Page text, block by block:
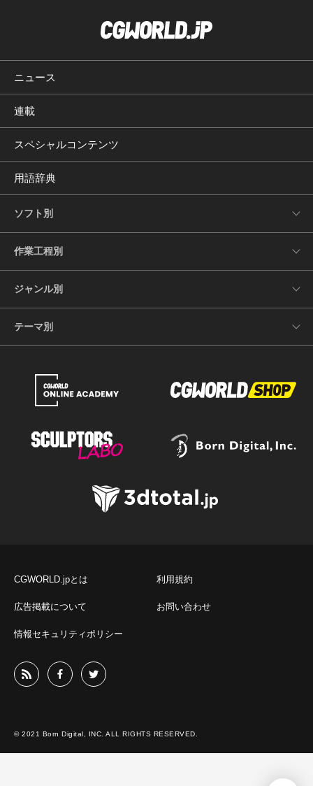
ニュース
連載
スペシャルコンテンツ
用語辞典
ソフト別
作業工程別
ジャンル別
テーマ別
CGWORLD.jpとは 利用規約
広告掲載について お問い合わせ
情報セキュリティポリシー
© 2021 Born Digital, INC. ALL RIGHTS RESERVED.